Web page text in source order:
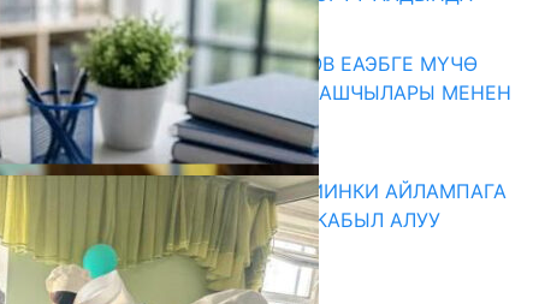
07.08.2026
ПРЕЗИДЕНТ САДЫР ЖАПАРОВ ЕАЭБГЕ МҮЧӨ
МАМЛЕКЕТТЕРДИН ӨКМӨТ БАШЧЫЛАРЫ МЕНЕН
ЖОЛУГУШТУ
07.08.2026
ДИРЕКТОРЛОР РЕЗЕРВИ: КИЙИНКИ АЙЛАМПАГА
ЭЛЕКТРОНДУК АРЫЗДАРДЫ КАБЫЛ АЛУУ
БАШТАЛАТ
07.08.2026